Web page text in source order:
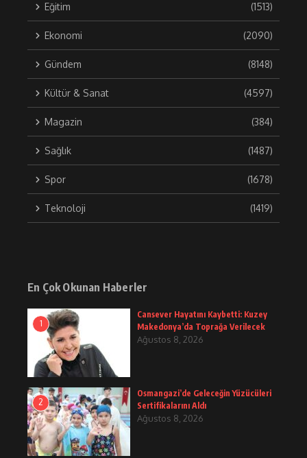
Eğitim (1513)
Ekonomi (2090)
Gündem (8148)
Kültür & Sanat (4597)
Magazin (384)
Sağlık (1487)
Spor (1678)
Teknoloji (1419)
En Çok Okunan Haberler
1
Cansever Hayatını Kaybetti: Kuzey
Makedonya’da Toprağa Verilecek
Ağustos 8, 2026
2
Osmangazi’de Geleceğin Yüzücüleri
Sertifikalarını Aldı
Ağustos 8, 2026